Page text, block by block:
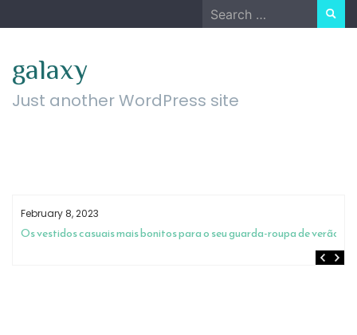
to
Search
for:
galaxy
Just another WordPress site
February 8, 2023
Os vestidos casuais mais bonitos para o seu guarda-roupa de verão